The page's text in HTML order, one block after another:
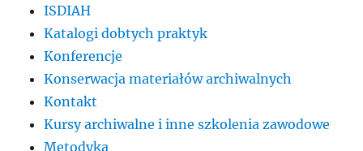
ISDIAH
Katalogi dobtych praktyk
Konferencje
Konserwacja materiałów archiwalnych
Kontakt
Kursy archiwalne i inne szkolenia zawodowe
Metodyka